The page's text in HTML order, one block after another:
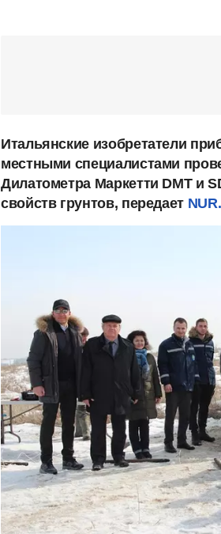
Итальянские изобретатели
местными специалистами
Дилатометра Маркетти DMT и
свойств грунтов, передает